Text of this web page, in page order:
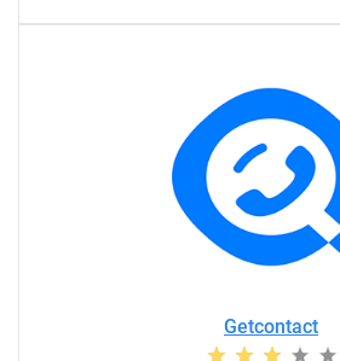
Getcontact